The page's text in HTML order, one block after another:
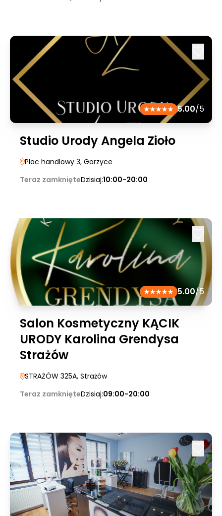
5.00/5
Studio Urody Angela Zioło
Plac handlowy 3, Gorzyce
Teraz zamknięteDzisiaj:10:00-20:00
5.00/5
Salon Kosmetyczny KĄCIK
URODY Karolina Grendysa
Strażów
STRAŻÓW 325A, Strażów
Teraz zamknięteDzisiaj:09:00-20:00